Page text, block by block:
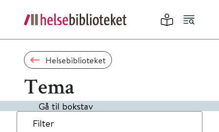
Helsebiblioteket
Tema
Gå til bokstav
Filter